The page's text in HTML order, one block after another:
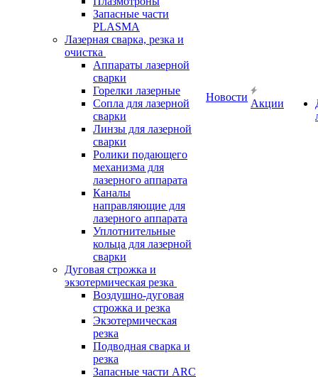
Запасные части
PLASMA
Лазерная сварка, резка и
очистка
Аппараты лазерной
сварки
Горелки лазерные
Сопла для лазерной
сварки
Линзы для лазерной
сварки
Ролики подающего
механизма для
лазерного аппарата
Каналы
направляющие для
лазерного аппарата
Уплотнительные
кольца для лазерной
сварки
Дуговая строжка и
экзотермическая резка
Воздушно-дуговая
строжка и резка
Экзотермическая
резка
Подводная сварка и
резка
Запасные части ARC
Новости
Акции